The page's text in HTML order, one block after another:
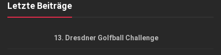
Letzte Beiträge
13. Dresdner Golfball Challenge